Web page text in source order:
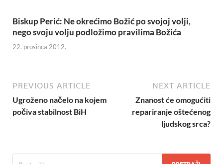
Biskup Perić: Ne okrećimo Božić po svojoj volji,
nego svoju volju podložimo pravilima Božića
22. prosinca 2012.
PREVIOUS ARTICLE
Ugroženo načelo na kojem
počiva stabilnost BiH
NEXT ARTICLE
Znanost će omogućiti
repariranje oštećenog
ljudskog srca?